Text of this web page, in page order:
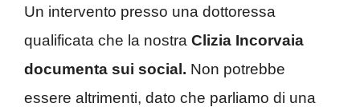
Un intervento presso una dottoressa
qualificata che la nostra Clizia Incorvaia
documenta sui social. Non potrebbe
essere altrimenti, dato che parliamo di una